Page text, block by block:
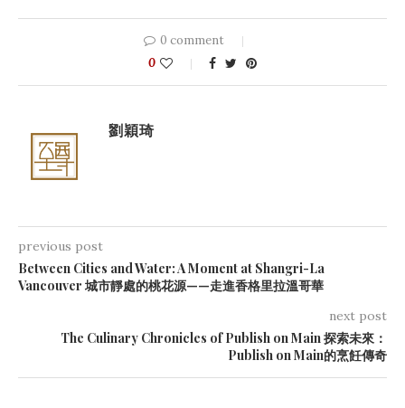
0 comment
0
劉穎琦
previous post
Between Cities and Water: A Moment at Shangri-La
Vancouver 城市靜處的桃花源——走進香格里拉溫哥華
next post
The Culinary Chronicles of Publish on Main 探索未來：
Publish on Main的烹飪傳奇